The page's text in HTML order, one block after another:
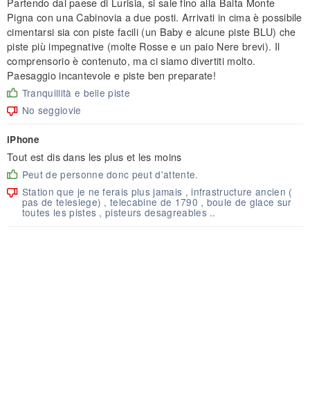
Pigna con una Cabinovia a due posti. Arrivati in cima è possibile
cimentarsi sia con piste facili (un Baby e alcune piste BLU) che
piste più impegnative (molte Rosse e un paio Nere brevi). Il
comprensorio è contenuto, ma ci siamo divertiti molto.
Paesaggio incantevole e piste ben preparate!
Tranquillità e belle piste
No seggiovie
iPhone
Tout est dis dans les plus et les moins
Peut de personne donc peut d'attente.
Station que je ne ferais plus jamais , infrastructure ancien (
pas de telesiege) , telecabine de 1790 , boule de glace sur
toutes les pistes , pisteurs desagreables ..